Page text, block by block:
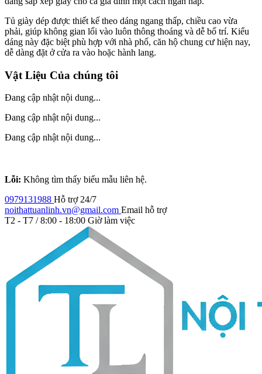
Tủ giày dép được thiết kế theo dáng ngang thấp, chiều cao vừa
phải, giúp không gian lối vào luôn thông thoáng và dễ bố trí. Kiểu
dáng này đặc biệt phù hợp với nhà phố, căn hộ chung cư hiện nay,
dễ dàng đặt ở cửa ra vào hoặc hành lang.
Vật Liệu Của chúng tôi
Đang cập nhật nội dung...
Đang cập nhật nội dung...
Đang cập nhật nội dung...
Lỗi: Không tìm thấy biểu mẫu liên hệ.
0979131988 Hỗ trợ 24/7
noithattuanlinh.vn@gmail.com Email hỗ trợ
T2 - T7 / 8:00 - 18:00 Giờ làm việc